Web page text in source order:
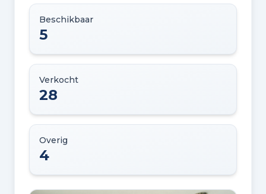
Beschikbaar
5
Verkocht
28
Overig
4